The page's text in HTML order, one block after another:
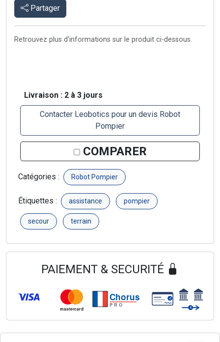
Partager
Retrouvez plus d'informations sur le produit ci-dessous.
Livraison : 2 à 3 jours
Contacter Leobotics pour un devis Robot
Pompier
COMPARER
Catégories : Robot Pompier
Étiquettes : assistance pompier
secour terrain
PAIEMENT & SECURITÉ
mastercard
Chorus
PRO
€
€